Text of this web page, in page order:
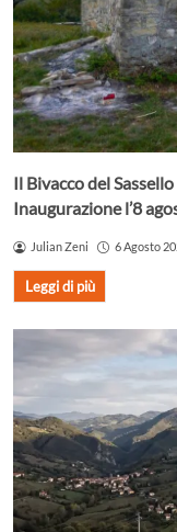
Il Bivacco del
Inaugurazione l’8
Julian Zeni 6 Agosto
Leggi di più